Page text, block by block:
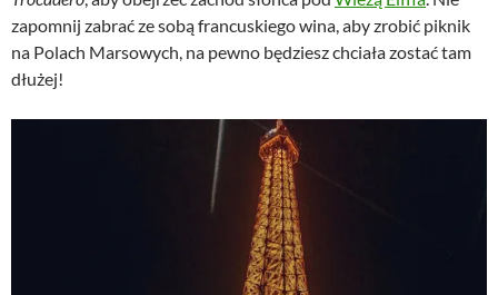
zapomnij zabrać ze sobą francuskiego wina, aby zrobić piknik
na Polach Marsowych, na pewno będziesz chciała zostać tam
dłużej!